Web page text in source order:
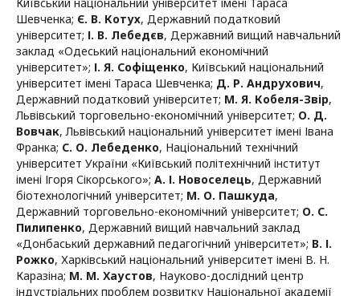
Шевченка; Є. В. Котух, Державний податковий
університет; І. В. Лебедєв, Державний вищий навчальний
заклад «Одеський національний економічний
університет»; І. Я. Софіщенко, Київський національний
університет імені Тараса Шевченка; Д. Р. Андрухович,
Державний податковий університет; М. Я. Кобеля-Звір,
Львівський торговельно-економічний університет; О. Д.
Вовчак, Львівський національний університет імені Івана
Франка; С. О. Лебеденко, Національний технічний
університет України «Київський політехнічний інститут
імені Ігоря Сікорського»; А. І. Новоселець, Державний
біотехнологічний університет; М. О. Пашкуда,
Державний торговельно-економічний університет; О. С.
Пилипенко, Державний вищий навчальний заклад
«Донбаський державний педагогічний університет»; В. І.
Рожко, Харківський національний університет імені В. Н.
Каразіна; М. М. Хаустов, Науково-дослідний центр
індустріальних проблем розвитку Національної академії